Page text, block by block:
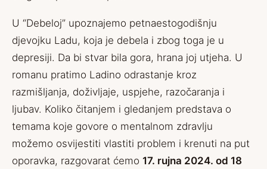
U “Debeloj” upoznajemo petnaestogodišnju
djevojku Ladu, koja je debela i zbog toga je u
depresiji. Da bi stvar bila gora, hrana joj utjeha. U
romanu pratimo Ladino odrastanje kroz
razmišljanja, doživljaje, uspjehe, razočaranja i
ljubav. Koliko čitanjem i gledanjem predstava o
temama koje govore o mentalnom zdravlju
možemo osvijestiti vlastiti problem i krenuti na put
oporavka, razgovarat ćemo 17. rujna 2024. od 18